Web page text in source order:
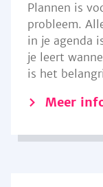
Plannen is
probleem.
in je agenda
je leert
is het
Meer